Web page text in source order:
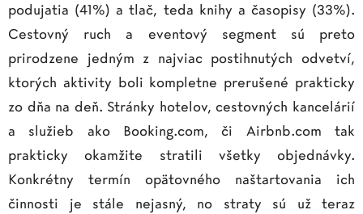
podujatia (41%) a tlač, teda knihy a časopisy (33%).
Cestovný ruch a eventový segment sú preto
prirodzene jedným z najviac postihnutých odvetví,
ktorých aktivity boli kompletne prerušené prakticky
zo dňa na deň. Stránky hotelov, cestovných kancelárií
a služieb ako Booking.com, či Airbnb.com tak
prakticky okamžite stratili všetky objednávky.
Konkrétny termín opätovného naštartovania ich
činnosti je stále nejasný, no straty sú už teraz